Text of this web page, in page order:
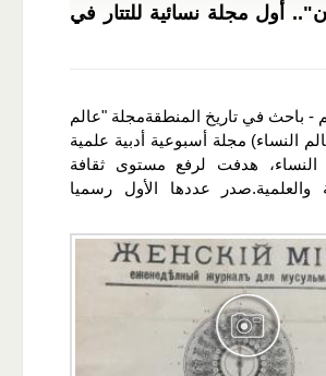
أول مجلة نسائية للتتار في
- باحث في تاريخ المنطقةمجلة "عالم
النساء) مجلة أسبوعية أدبية علمية
النساء، هدفت لرفع مستوى ثقافة
والعلمية.صدر عددها الأول رسميا